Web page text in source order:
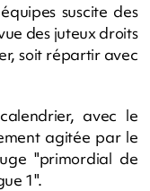
suscite des
des juteux droits
soit répartir avec
avec le
agitée par le
"primordial de
1".